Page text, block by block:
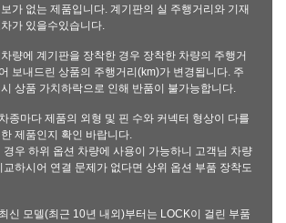
가 없는 제품입니다. 계기판의 실 주행거리와 기재
가 있을수있습니다.
량에 계기판을 장착한 경우 장착한 차량의 주행거
보내드린 상품의 주행거리(km)가 변경됩니다. 주
상품 가치하락으로 인해 반품이 불가능합니다.
종마다 제품의 외형 및 핀 수와 커넥터 형상이 다를
제품인지 확인 바랍니다.
경우 하위 옵션 차량에 사용이 가능하니 고객님 차량
교하시어 연결 문제가 없다면 상위 옵션 부품 장착도
신 모델(최근 10년 내외)부터는 LOCK이 걸린 부품